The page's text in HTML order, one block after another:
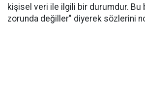
kişisel veri ile ilgili bir durumdur. Bu
zorunda değiller" diyerek sözlerini